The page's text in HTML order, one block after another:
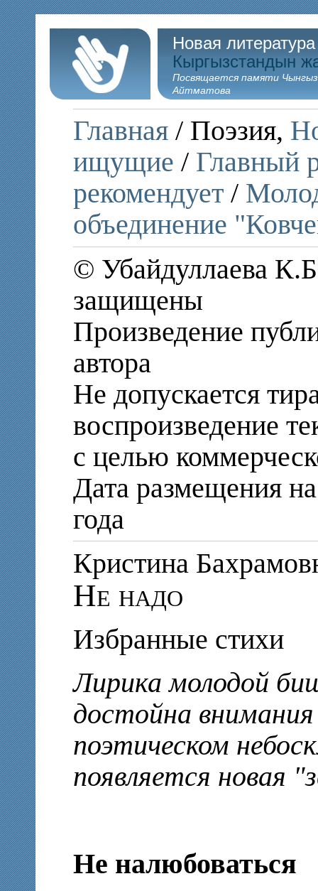
Новая
Кыргызстандын
Посвящается памяти
Айтматова
Главная / Поэзия,
ищущие / Главный
рекомендует /
объединение
© Убайдуллаева
защищены
Произведение
автора
Не допускается
воспроизведение
с целью
Дата размещения
года
Кристина
Не надо
Избранные стихи
Лирика молодой
достойна
поэтическом
появляется новая
Не налюбоваться